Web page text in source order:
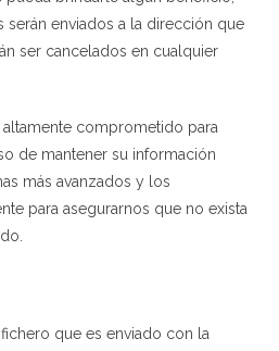
enviados a la dirección que
ser cancelados en cualquier
altamente comprometido para
de mantener su información
más avanzados y los
para asegurarnos que no exista
que es enviado con la